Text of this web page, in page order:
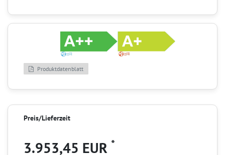
Produktdatenblatt
Preis/Lieferzeit
3.953,45 EUR *